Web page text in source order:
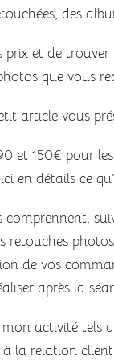
des
prix et de
que vous
article vous
et 150€ pour
en détails ce
comprennent,
retouches
de vos
après la
activité
relation